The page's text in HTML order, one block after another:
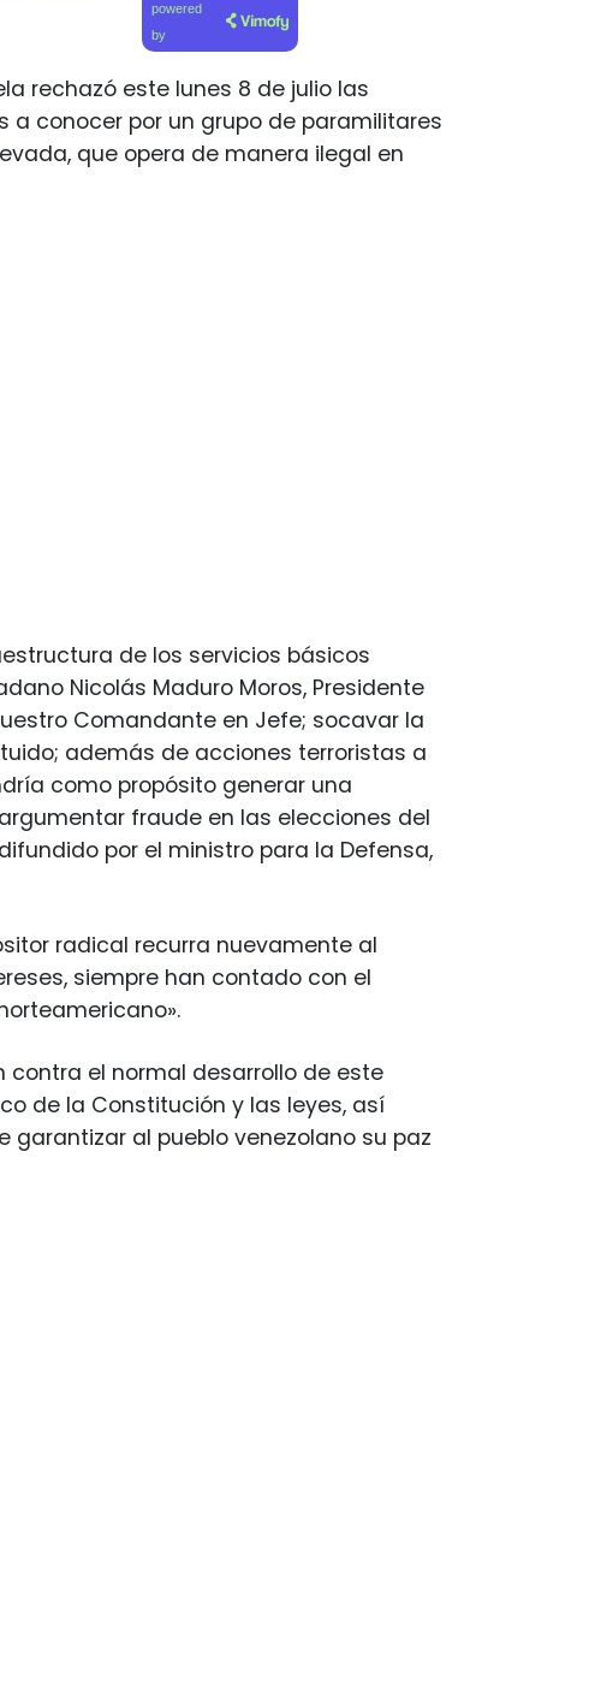
powered
by
rechazó este lunes 8 de julio las
conocer por un grupo de paramilitares
que opera de manera ilegal en
de los servicios básicos
Nicolás Maduro Moros, Presidente
Comandante en Jefe; socavar la
además de acciones terroristas a
como propósito generar una
fraude en las elecciones del
por el ministro para la Defensa,
radical recurra nuevamente al
siempre han contado con el
el normal desarrollo de este
de la Constitución y las leyes, así
al pueblo venezolano su paz